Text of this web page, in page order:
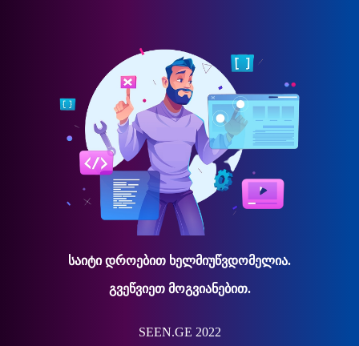
საიტი დროებით ხელმიუწვდომელია.
გვეწვიეთ მოგვიანებით.
SEEN.GE 2022